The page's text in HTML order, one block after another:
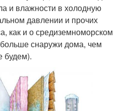
и влажности в холодную
давлении и прочих
как и о средиземноморском
снаружи дома, чем
будем).